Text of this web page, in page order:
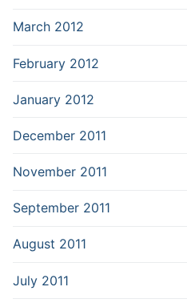
March 2012
February 2012
January 2012
December 2011
November 2011
September 2011
August 2011
July 2011